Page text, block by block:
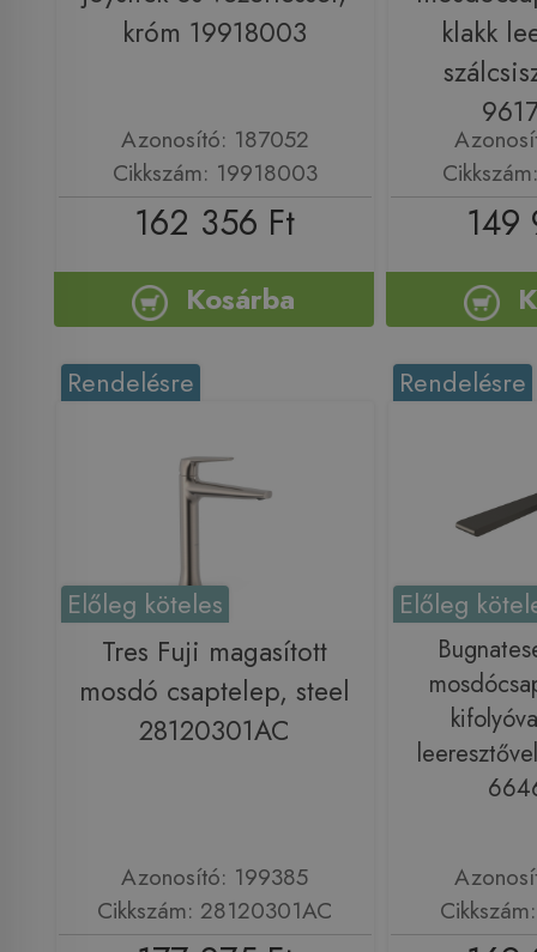
króm 19918003
Azonosító: 187052
Cikkszám: 19918003
162 356 Ft
Kosárba
klakk
149
Rendelésre
Előleg köteles
Tres Fuji magasított
mosdó csaptelep, steel
28120301AC
Azonosító: 199385
Cikkszám: 28120301AC
Rendelésre
Előleg